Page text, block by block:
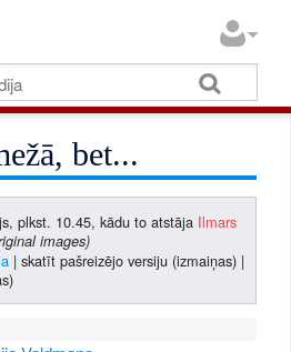
bet...
plkst. 10.45, kādu to atstāja Ilmars
images)
| skatīt pašreizējo versiju (izmaiņas) |